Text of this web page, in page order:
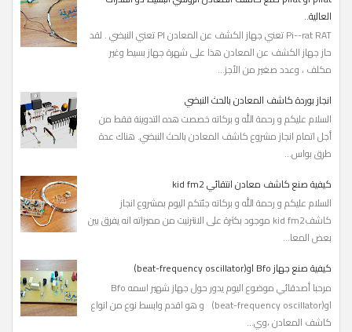
العالية..
Pi--rat RAT تعني جهاز الكشف عن المعادن PI تعني النبضي . لقد
حاز جهاز الكشف عن المعادن هذا على شهرة جهاز بسيط وغير
مكلف ، وعدد صغير من الأجز...
انجاز بوردة كاشف المعادن بالحث النبضي
السلام عليكم و رحمة الله و بركاته خصصت هده التدوينة فقط من
أجل اتمام انجاز مشروع كاشف المعادن بالحث النبضي. هناك عدة
طرق بواس...
كيفية صنع كاشف معادن انتقائي kid fm2
السلام عليكم و رحمة الله و بركاته جئتكم اليوم بمشروع انجاز
كاشفkid fm2 موجود بكثرة على الانترنيت من مميزاته انه يفرق بين
بعض المعا...
كيفية صنع جهاز Bfo او(beat-frequency oscillator)
مرحبا أصدقائي موضوع اليوم يدور حول جهاز شهير اسمه Bfo
او(beat-frequency oscillator) و هو اقدم وابسط نوع من انواع
كاشف المعادن ،وي...